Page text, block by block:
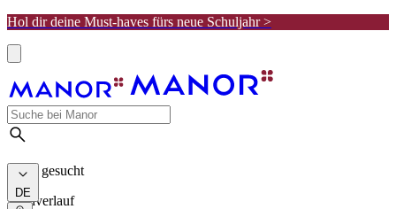
Hol dir deine Must-haves fürs neue Schuljahr >
Meist gesucht
Suchverlauf
DE